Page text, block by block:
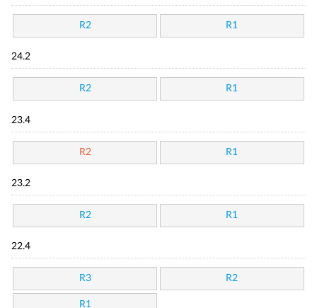
R2 R1
24.2
R2 R1
23.4
R2 R1
23.2
R2 R1
22.4
R3 R2
R1